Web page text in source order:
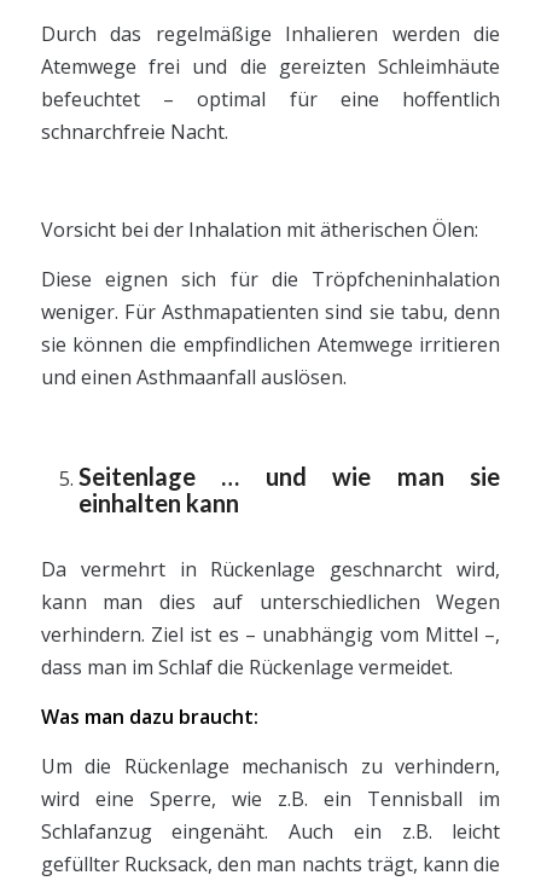
Durch das regelmäßige Inhalieren werden die
Atemwege frei und die gereizten Schleimhäute
befeuchtet – optimal für eine hoffentlich
schnarchfreie Nacht.
Vorsicht bei der Inhalation mit ätherischen Ölen:
Diese eignen sich für die Tröpfcheninhalation
weniger. Für Asthmapatienten sind sie tabu, denn
sie können die empfindlichen Atemwege irritieren
und einen Asthmaanfall auslösen.
Seitenlage … und wie man sie
einhalten kann
Da vermehrt in Rückenlage geschnarcht wird,
kann man dies auf unterschiedlichen Wegen
verhindern. Ziel ist es – unabhängig vom Mittel –,
dass man im Schlaf die Rückenlage vermeidet.
Was man dazu braucht:
Um die Rückenlage mechanisch zu verhindern,
wird eine Sperre, wie z.B. ein Tennisball im
Schlafanzug eingenäht. Auch ein z.B. leicht
gefüllter Rucksack, den man nachts trägt, kann die